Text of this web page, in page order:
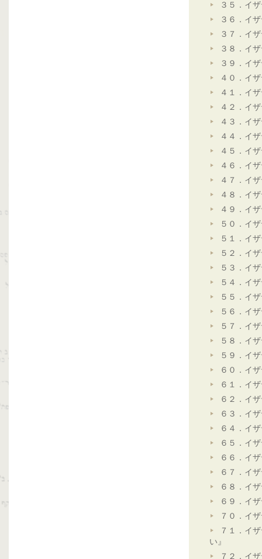
３５．イ
３６．イ
３７．イ
３８．イ
３９．イ
４０．イ
４１．イ
４２．イ
４３．イ
４４．イ
４５．イ
４６．イ
４７．イ
４８．イ
４９．イ
５０．イ
５１．イ
５２．イ
５３．イ
５４．イ
５５．イ
５６．イ
５７．イ
５８．イ
５９．イ
６０．イ
６１．イ
６２．イ
６３．イ
６４．イ
６５．イ
６６．イ
６７．イ
６８．イ
６９．イ
７０．イ
７１．イ
い』
７２．イ